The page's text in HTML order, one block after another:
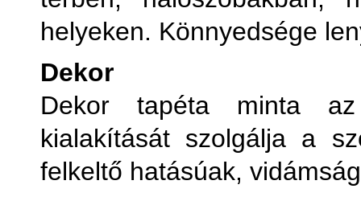
helyeken. Könnyedsége
Dekor
Dekor tapéta minta az
kialakítását szolgálja a
felkeltő hatásúak,